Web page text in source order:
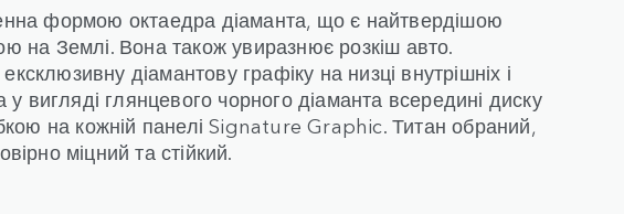
формою октаедра діаманта, що є найтвердішою
на Землі. Вона також увиразнює розкіш авто.
діамантову графіку на низці внутрішніх і
у вигляді глянцевого чорного діаманта всередині диску
на кожній панелі Signature Graphic. Титан обраний,
міцний та стійкий.